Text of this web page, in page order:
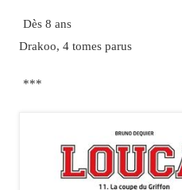
Dès 8 ans
Drakoo, 4 tomes parus
***